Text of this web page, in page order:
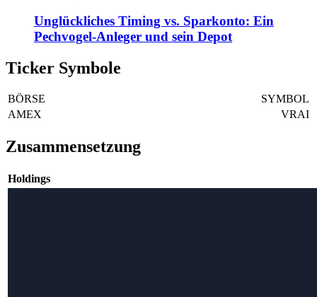
Unglückliches Timing vs. Sparkonto: Ein
Pechvogel-Anleger und sein Depot
Ticker Symbole
BÖRSE
SYMBOL
AMEX
VRAI
Zusammensetzung
Holdings